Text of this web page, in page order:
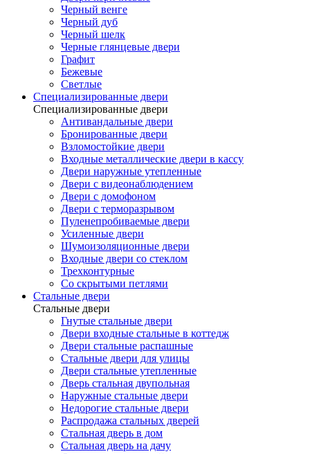
Черный венге
Черный дуб
Черный шелк
Черные глянцевые двери
Графит
Бежевые
Светлые
Специализированные двери
Специализированные двери
Антивандальные двери
Бронированные двери
Взломостойкие двери
Входные металлические двери в кассу
Двери наружные утепленные
Двери с видеонаблюдением
Двери с домофоном
Двери с терморазрывом
Пуленепробиваемые двери
Усиленные двери
Шумоизоляционные двери
Входные двери со стеклом
Трехконтурные
Со скрытыми петлями
Стальные двери
Стальные двери
Гнутые стальные двери
Двери входные стальные в коттедж
Двери стальные распашные
Стальные двери для улицы
Двери стальные утепленные
Дверь стальная двупольная
Наружные стальные двери
Недорогие стальные двери
Распродажа стальных дверей
Стальная дверь в дом
Стальная дверь на дачу